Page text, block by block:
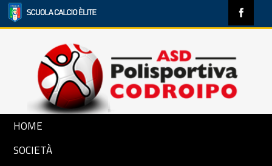
HOME
SOCIETÀ